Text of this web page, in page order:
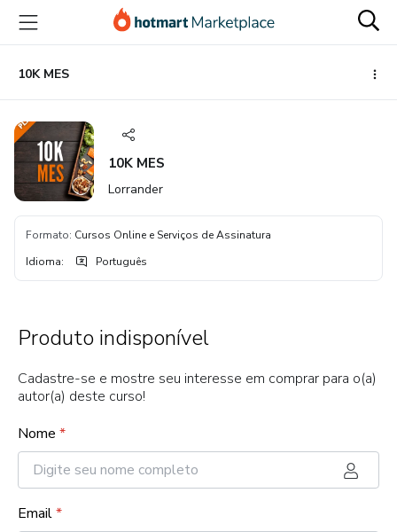
para
conteúdo
principal
para
pagamento
para
rodapé10K MES
10K MES
Lorrander
Formato: Cursos Online e Serviços de Assinatura
Idioma: Português
Produto indisponível
Cadastre-se e mostre seu interesse em comprar para o(a)
autor(a) deste curso!
Nome *
Email*